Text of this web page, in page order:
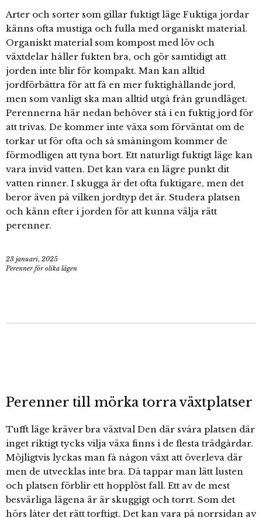
Arter och sorter som gillar fuktigt läge Fuktiga jordar
känns ofta mustiga och fulla med organiskt material.
Organiskt material som kompost med löv och
växtdelar håller fukten bra, och gör samtidigt att
jorden inte blir för kompakt. Man kan alltid
jordförbättra för att få en mer fuktighållande jord,
men som vanligt ska man alltid utgå från grundläget.
Perennerna här nedan behöver stå i en fuktig jord för
att trivas. De kommer inte växa som förväntat om de
torkar ut för ofta och så småningom kommer de
förmodligen att tyna bort. Ett naturligt fuktigt läge kan
vara invid vatten. Det kan vara en lägre punkt dit
vatten rinner. I skugga är det ofta fuktigare, men det
beror även på vilken jordtyp det är. Studera platsen
och känn efter i jorden för att kunna välja rätt
perenner.
23 januari, 2025
Perenner för olika lägen
Perenner till mörka torra växtplatser
Tufft läge kräver bra växtval Den där svåra platsen där
inget riktigt tycks vilja växa finns i de flesta trädgårdar.
Möjligtvis lyckas man få någon växt att överleva där
men de utvecklas inte bra. Då tappar man lätt lusten
och platsen förblir ett hopplöst fall. Ett av de mest
besvärliga lägena är är skuggigt och torrt. Som det
hörs låter det rätt torftigt. Det kan vara på norrsidan av